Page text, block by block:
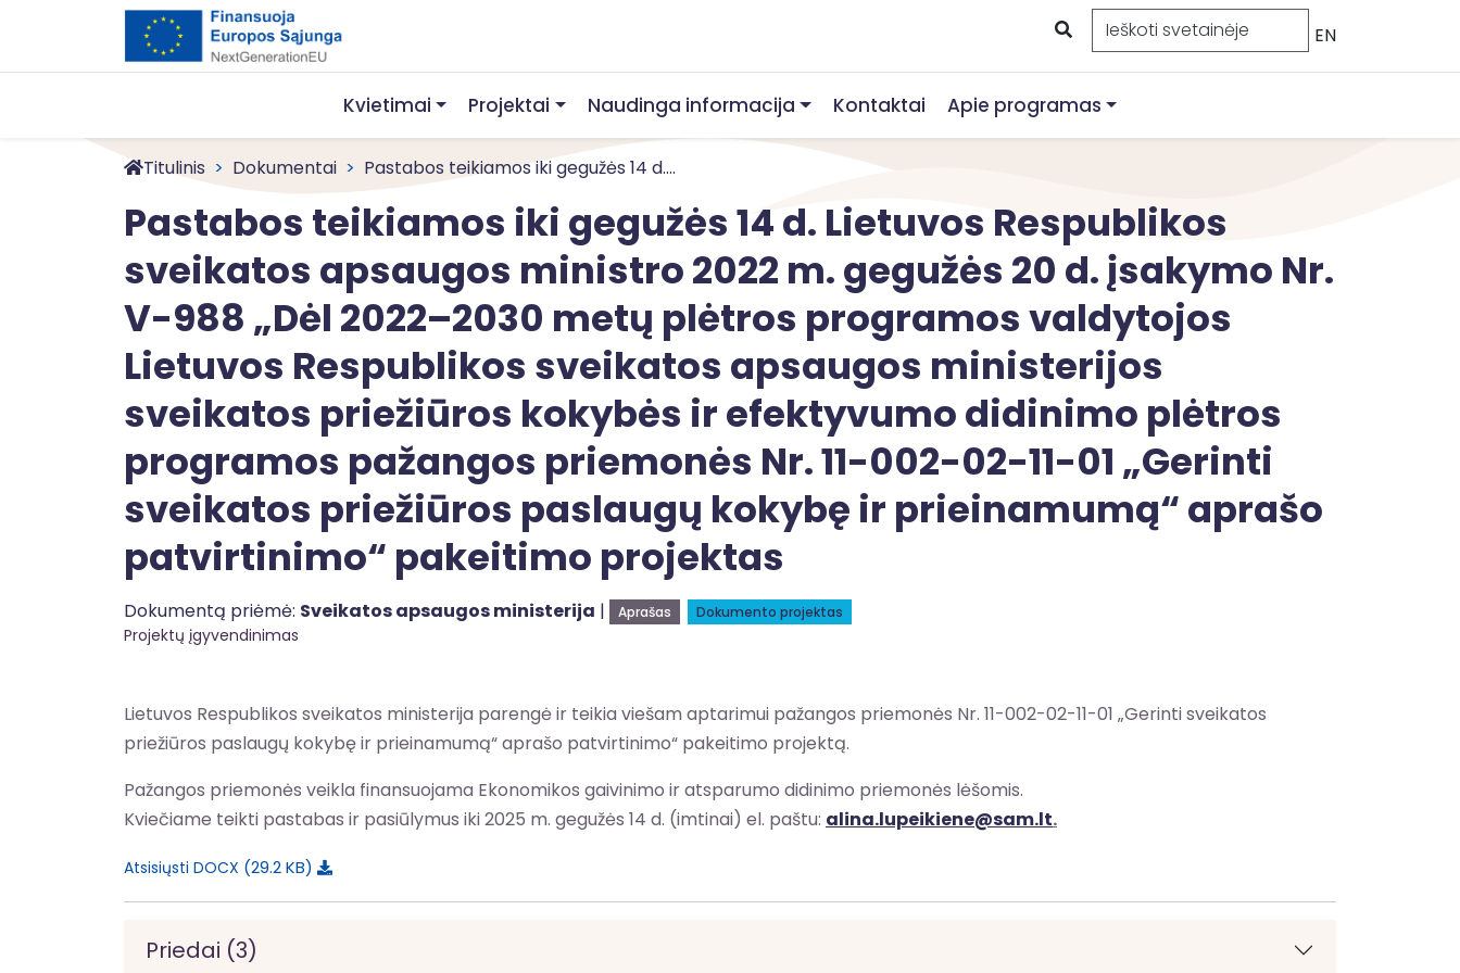
EN
Kvietimai Projektai Naudinga informacija Kontaktai Apie programas
Titulinis Dokumentai Pastabos teikiamos iki gegužės 14 d....
Pastabos teikiamos iki gegužės 14 d. Lietuvos Respublikos
sveikatos apsaugos ministro 2022 m. gegužės 20 d. įsakymo Nr.
V-988 „Dėl 2022–2030 metų plėtros programos valdytojos
Lietuvos Respublikos sveikatos apsaugos ministerijos
sveikatos priežiūros kokybės ir efektyvumo didinimo plėtros
programos pažangos priemonės Nr. 11-002-02-11-01 „Gerinti
sveikatos priežiūros paslaugų kokybę ir prieinamumą“ aprašo
patvirtinimo“ pakeitimo projektas
Dokumentą priėmė: Sveikatos apsaugos ministerija | Aprašas Dokumento projektas
Projektų įgyvendinimas
Lietuvos Respublikos sveikatos ministerija parengė ir teikia viešam aptarimui pažangos priemonės Nr. 11-002-02-11-01 „Gerinti sveikatos
priežiūros paslaugų kokybę ir prieinamumą“ aprašo patvirtinimo“ pakeitimo projektą.
Pažangos priemonės veikla finansuojama Ekonomikos gaivinimo ir atsparumo didinimo priemonės lėšomis.
Kviečiame teikti pastabas ir pasiūlymus iki 2025 m. gegužės 14 d. (imtinai) el. paštu: alina.lupeikiene@sam.lt.
Atsisiųsti DOCX 29.2 KB
Priedai (3)